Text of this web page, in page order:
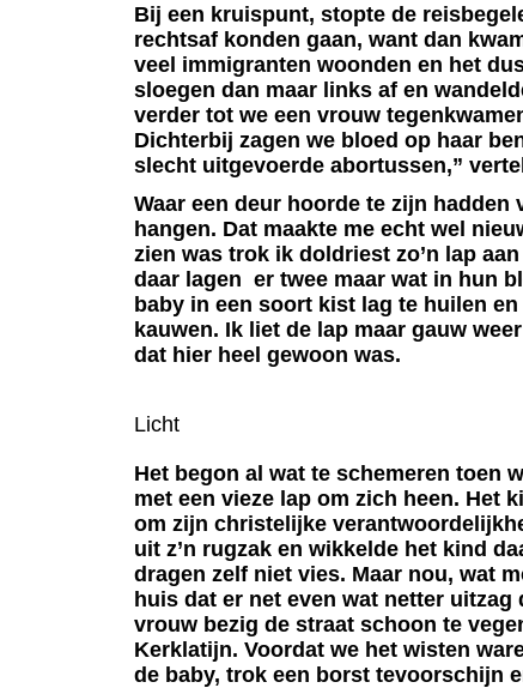
Bij een kruispunt, stopte de
rechtsaf konden gaan, want dan
veel immigranten woonden en het
sloegen dan maar links af en
verder tot we een vrouw
Dichterbij zagen we bloed op haar
slecht uitgevoerde abortussen,”
Waar een deur hoorde te zijn hadden
hangen. Dat maakte me echt wel
zien was trok ik doldriest zo’n lap
daar lagen er twee maar wat in hun
baby in een soort kist lag te huilen
kauwen. Ik liet de lap maar gauw
dat hier heel gewoon was.
Licht
Het begon al wat te schemeren toen
met een vieze lap om zich heen. Het
om zijn christelijke
uit z’n rugzak en wikkelde het kind
dragen zelf niet vies. Maar nou, wat
huis dat er net even wat netter uitzag
vrouw bezig de straat schoon te
Kerklatijn. Voordat we het wisten
de baby, trok een borst tevoorschijn